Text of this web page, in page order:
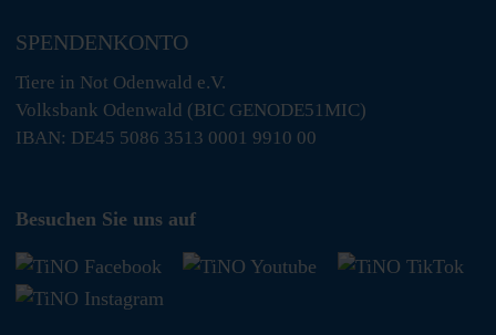
SPENDENKONTO
Tiere in Not Odenwald e.V.
Volksbank Odenwald (BIC GENODE51MIC)
IBAN: DE45 5086 3513 0001 9910 00
Besuchen Sie uns auf